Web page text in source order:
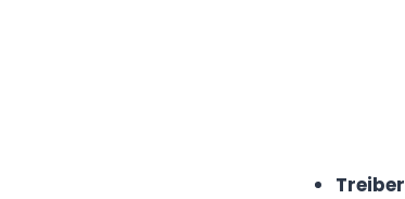
Treiber